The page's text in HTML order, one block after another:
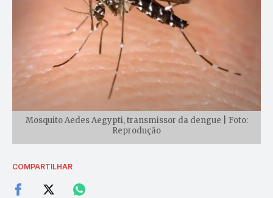
Mosquito Aedes Aegypti, transmissor da dengue | Foto:
Reprodução
COMPARTILHAR